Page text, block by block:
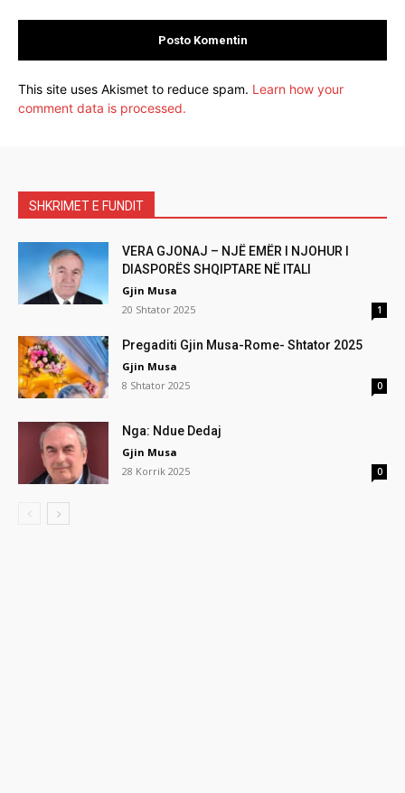
This site uses Akismet to reduce spam. Learn how your
comment data is processed.
SHKRIMET E FUNDIT
VERA GJONAJ – NJË EMËR I NJOHUR I
DIASPORËS SHQIPTARE NË ITALI
Gjin Musa
20 Shtator 2025
1
Pregaditi Gjin Musa-Rome- Shtator 2025
Gjin Musa
8 Shtator 2025
0
Nga: Ndue Dedaj
Gjin Musa
28 Korrik 2025
0